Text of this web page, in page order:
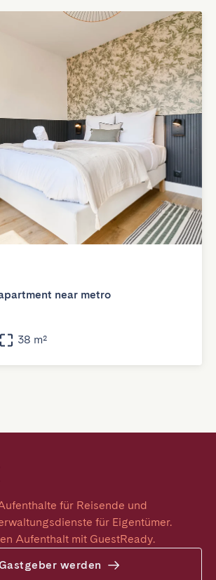
near metro
38 m²
für Reisende und
für Eigentümer.
Aufenthalt mit GuestReady.
werden